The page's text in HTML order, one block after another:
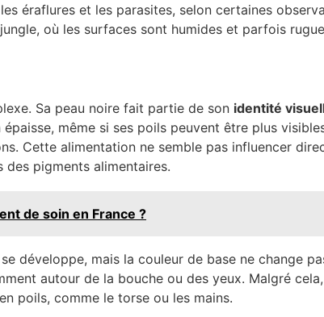
éraflures et les parasites, selon certaines
où les surfaces sont humides et parfois
Sa peau noire fait partie de son identité
même si ses poils peuvent être plus
Cette alimentation ne semble pas influencer
pigments alimentaires.
de soin en France ?
développe, mais la couleur de base ne change
autour de la bouche ou des yeux. Malgré
poils, comme le torse ou les mains.